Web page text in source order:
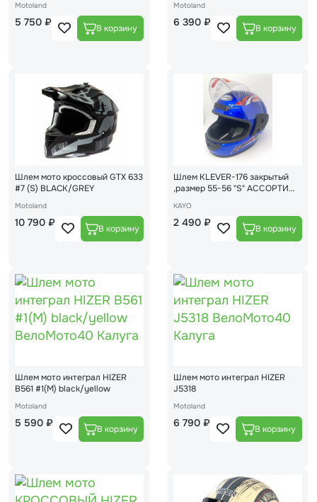
Motoland
5 750 ₽
Motoland
6 390 ₽
Шлем мото кроссовый GTX 633
#7 (S) BLACK/GREY
Motoland
10 790 ₽
Шлем KLEVER-176 закрытый
,размер 55-56 "S" АССОРТИ
KAYO
2 490 ₽
Шлем мото интеграл HIZER
B561 #1(М) black/yellow
Motoland
5 590 ₽
Шлем мото интеграл HIZER
J5318
Motoland
6 790 ₽